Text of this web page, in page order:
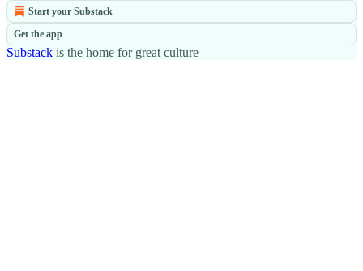
Start your Substack
Get the app
Substack is the home for great culture